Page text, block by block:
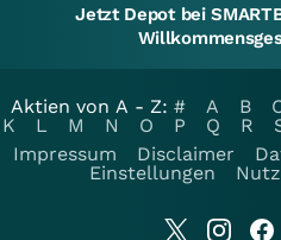
Jetzt Depot bei
Aktien von A - Z: # A B
K
L M N O P Q R
Impressum
Disclaimer
Einstellungen